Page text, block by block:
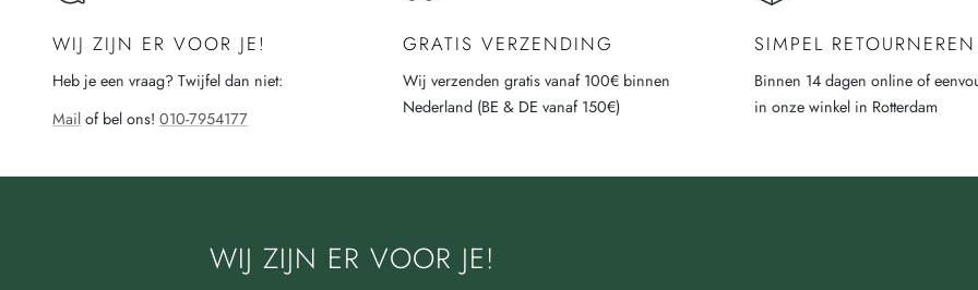
WIJ ZIJN ER VOOR JE!
Heb je een vraag? Twijfel dan niet:
Mail of bel ons! 010-7954177
GRATIS VERZENDING
Wij verzenden gratis vanaf 100€ binnen
Nederland (BE & DE vanaf 150€)
SIMPEL RETOURNEREN
Binnen 14 dagen online of
in onze winkel in Rotterdam
WIJ ZIJN ER VOOR JE!